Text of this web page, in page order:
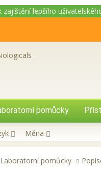
zajištění lepšího
pomůcky
Měna
Laboratorní pomůcky